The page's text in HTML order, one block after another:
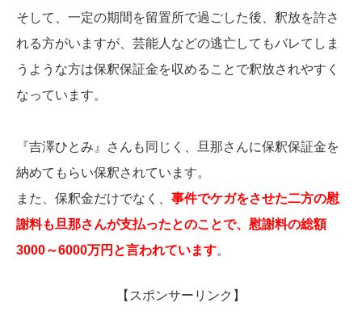
そして、一定の期間を留置所で過ごした後、釈放を許さ
れる方がいますが、芸能人などの逃亡してもバレてしま
うような方は保釈保証金を収めることで釈放されやすく
なっています。
『吉澤ひとみ』さんも同じく、旦那さんに保釈保証金を
納めてもらい保釈されています。
また、保釈金だけでなく、 事件でケガをさせた二方の慰
謝料も旦那さんが支払ったとのことで、慰謝料の総額
3000～6000万円と言われています。
【スポンサーリンク】